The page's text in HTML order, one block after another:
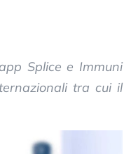
Splice e Immuni
tra cui il